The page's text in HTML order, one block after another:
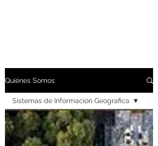
Quiénes Somos
Todas las entradas
Acuíferos
Sistemas de Información Geografica